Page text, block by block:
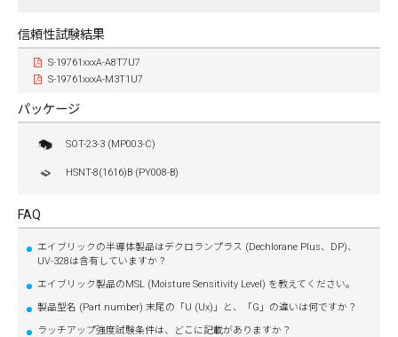
信頼性試験結果
S-19761xxxA-A8T7U7
S-19761xxxA-M3T1U7
パッケージ
SOT-23-3 (MP003-C)
HSNT-8(1616)B (PY008-B)
FAQ
エイブリックの半導体製品はデクロランプラス (Dechlorane Plus、DP)、
UV-328は含有していますか？
エイブリック製品のMSL (Moisture Sensitivity Level) を教えてください。
製品型名 (Part number) 末尾の「U (Ux)」と、「G」の違いは何ですか？
ラッチアップ強度試験条件は、どこに記載がありますか？